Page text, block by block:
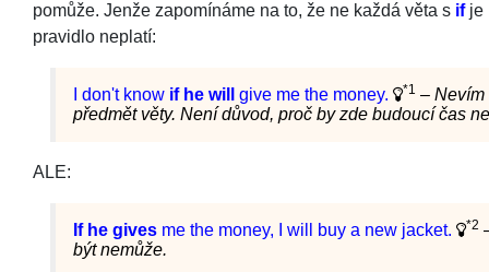
pomůže. Jenže zapomínáme na to, že ne každá věta s ifje
pravidlo neplatí:
I don't know if he will give me the money. *1 – Nevím
předmět věty. Není důvod, proč by zde budoucí čas
ALE:
If he gives me the money, I will buy a new jacket. *2
být nemůže.